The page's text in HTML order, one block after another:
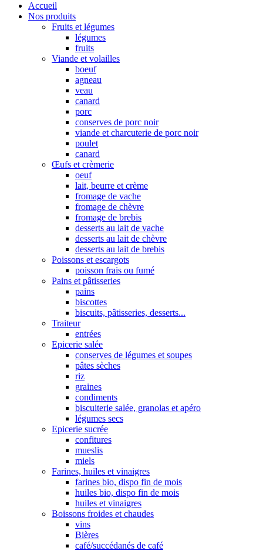
Accueil
Nos produits
Fruits et légumes
légumes
fruits
Viande et volailles
boeuf
agneau
veau
canard
porc
conserves de porc noir
viande et charcuterie de porc noir
poulet
canard
Œufs et crèmerie
oeuf
lait, beurre et crème
fromage de vache
fromage de chèvre
fromage de brebis
desserts au lait de vache
desserts au lait de chèvre
desserts au lait de brebis
Poissons et escargots
poisson frais ou fumé
Pains et pâtisseries
pains
biscottes
biscuits, pâtisseries, desserts...
Traiteur
entrées
Epicerie salée
conserves de légumes et soupes
pâtes sèches
riz
graines
condiments
biscuiterie salée, granolas et apéro
légumes secs
Epicerie sucrée
confitures
mueslis
miels
Farines, huiles et vinaigres
farines bio, dispo fin de mois
huiles bio, dispo fin de mois
huiles et vinaigres
Boissons froides et chaudes
vins
Bières
café/succédanés de café